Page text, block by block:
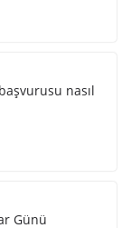
nasıl
Günü